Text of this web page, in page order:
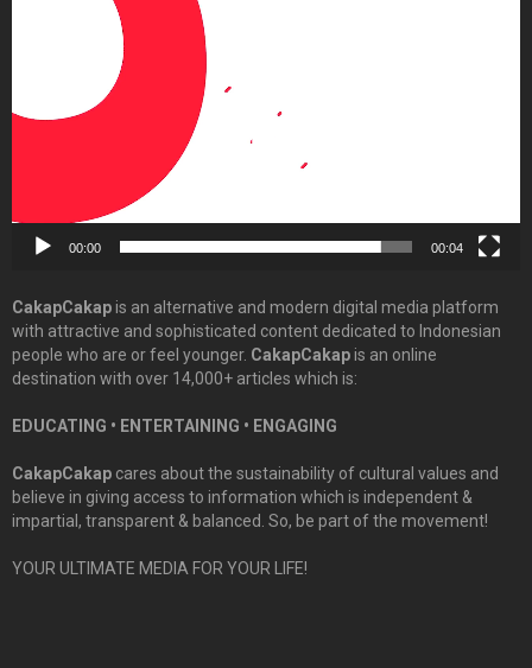
00:00 00:04
CakapCakapis an alternative and modern digital media platform
with attractive and sophisticated content dedicated to Indonesian
people who are or feel younger. CakapCakapis an online
destination with over 14,000+ articles which is:
EDUCATING • ENTERTAINING • ENGAGING
CakapCakap cares about the sustainability of cultural values and
believe in giving access to information which is independent &
impartial, transparent & balanced. So, be part of the movement!
YOUR ULTIMATE MEDIA FOR YOUR LIFE!